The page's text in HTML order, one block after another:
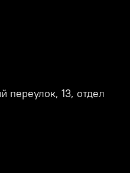
переулок, 13, отдел